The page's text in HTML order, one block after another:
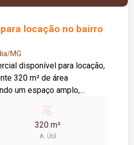
locação no bairro
MG
disponível para locação,
320 m² de área
um espaço amplo,
amplo salão, 02
banheiros com
e depósito, proporcionando
320 m²
A. Útil